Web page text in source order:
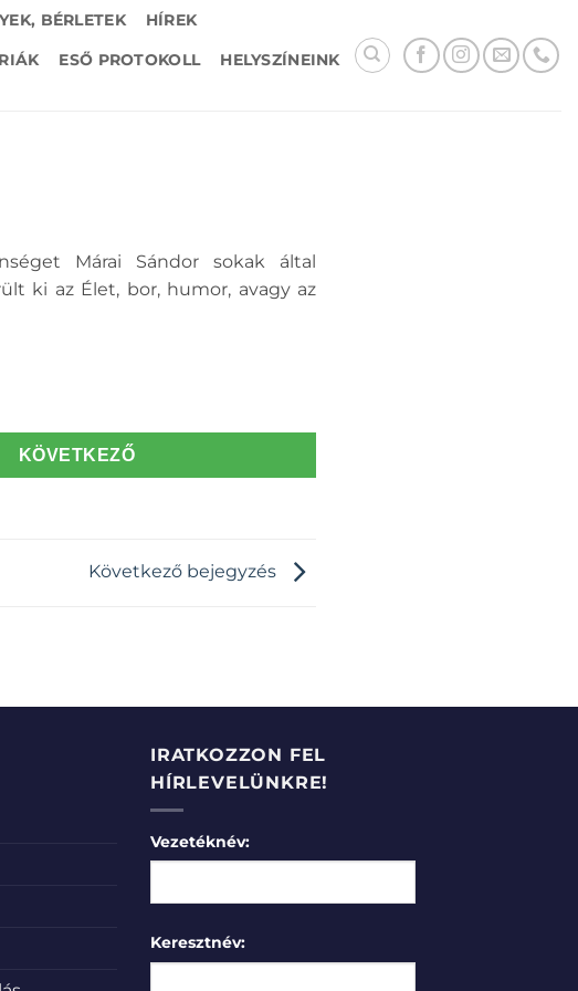
BÉRLETEK
HÍREK
ESŐ PROTOKOLL
HELYSZÍNEINK
Márai Sándor sokak által
ki az Élet, bor, humor, avagy az
KÖVETKEZŐ
Következő bejegyzés
IRATKOZZON FEL
HÍRLEVELÜNKRE!
Vezetéknév:
Keresztnév: